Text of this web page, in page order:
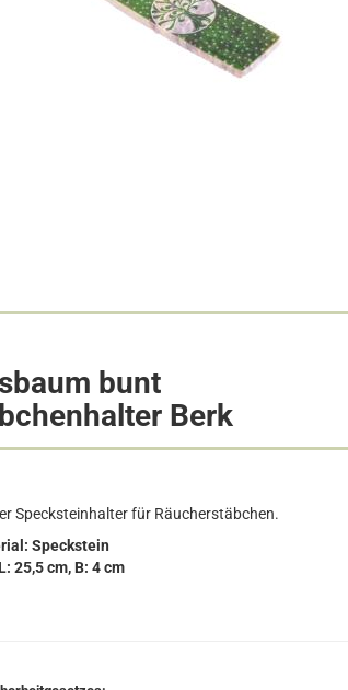
bunt
Berk
Specksteinhalter für Räucherstäbchen.
Speckstein
25,5 cm, B: 4 cm